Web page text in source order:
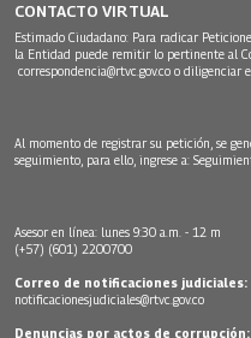
CONTACTO VIRTUAL
Estimado Ciudadano: Para radicar
la Entidad puede remitir lo pertinente al
correspondencia@rtvc.gov.co o diligenciar
Al momento de registrar su petición, se
seguimiento, para ello, ingrese a:
Asesor en línea: lunes 9:30 a.m. - 12 m
(+57) (601) 2200700
Correo de notificaciones judiciales:
notificacionesjudiciales@rtvc.gov.co
Denuncias por actos de corrupción: